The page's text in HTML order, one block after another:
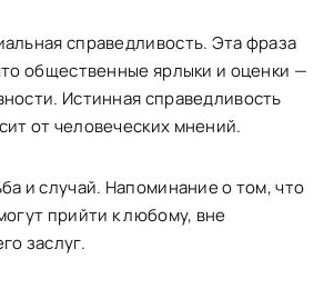
справедливость. Эта фраза
общественные ярлыки и оценки —
Истинная справедливость
от человеческих мнений.
и случай. Напоминание о том, что
прийти к любому, вне
заслуг.